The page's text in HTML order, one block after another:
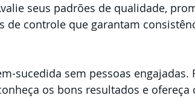
seus padrões de qualidade,
de controle que garantam
sucedida sem pessoas engajadas.
os bons resultados e